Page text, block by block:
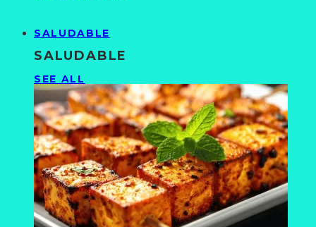
SALUDABLE
SALUDABLE
SEE ALL